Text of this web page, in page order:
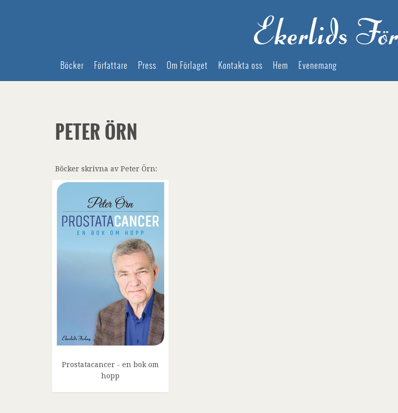
Böcker Författare Press Om Förlaget Kontakta oss Hem Evenemang
PETER ÖRN
Böcker skrivna av Peter Örn:
Prostatacancer - en bok om
hopp